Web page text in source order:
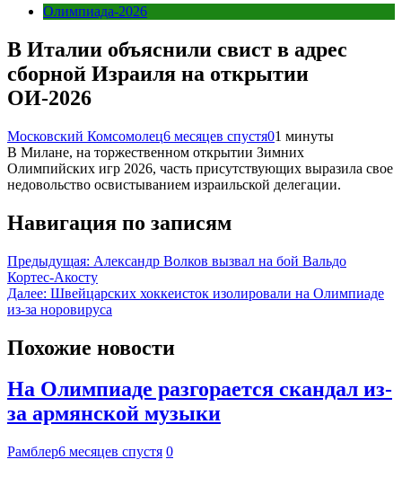
Олимпиада-2026
В Италии объяснили свист в адрес
сборной Израиля на открытии
ОИ-2026
Московский Комсомолец6 месяцев спустя01 минуты
В Милане, на торжественном открытии Зимних
Олимпийских игр 2026, часть присутствующих выразила свое
недовольство освистыванием израильской делегации.
Навигация по записям
Предыдущая: Александр Волков вызвал на бой Вальдо
Кортес-Акосту
Далее: Швейцарских хоккеисток изолировали на Олимпиаде
из-за норовируса
Похожие новости
На Олимпиаде разгорается скандал из-
за армянской музыки
Рамблер6 месяцев спустя 0